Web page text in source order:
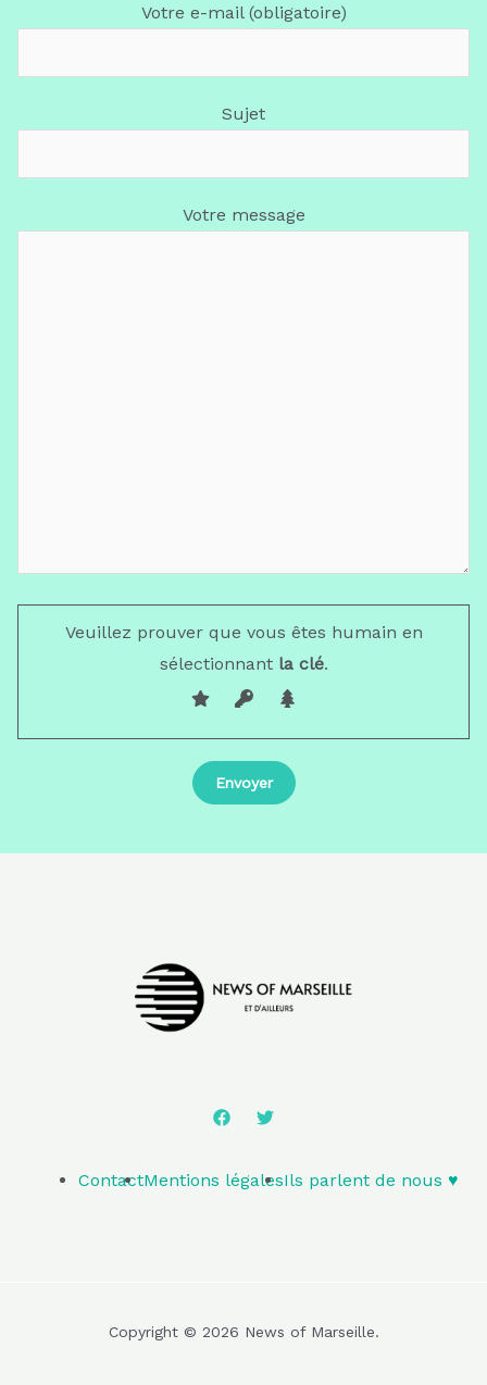
Votre e-mail (obligatoire)
Sujet
Votre message
Veuillez prouver que vous êtes humain en
sélectionnantla clé.
ContactMentions légalesIls parlent de nous ♥️
Copyright © 2026 News of Marseille.